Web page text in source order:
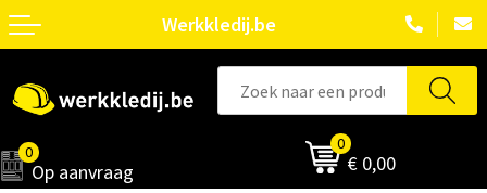
Werkkledij.be
0
Op aanvraag
0
€ 0,00